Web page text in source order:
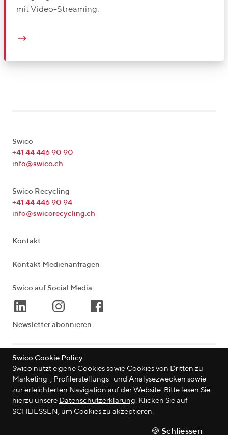
mit Video-Streaming.
Swico
+41 44 446 90 90
info@swico.ch
Swico Recycling
+41 44 446 90 94
info@swicorecycling.ch
Kontakt
Kontakt Medienanfragen
Swico auf Social Media
Newsletter abonnieren
Lagerstrasse 33 8004 Zürich | Schweiz
©2026 Swico
Swico Cookie Policy
Swico nutzt eigene Cookies sowie Cookies von Dritten zu
Marketing-, Profilerstellungs- und Analysezwecken sowie
zur erleichterten Navigation auf der Website. Bitte lesen Sie
hierzu unsere Datenschutzerklärung. Klicken Sie auf
SCHLIESSEN, um Cookies zu akzeptieren.
🍪 Schliessen